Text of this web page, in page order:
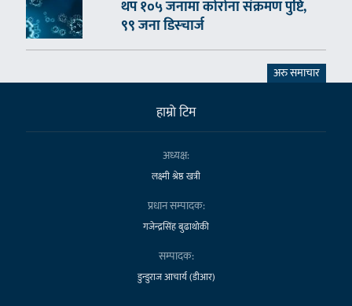
थप १०५ जनामा कोरोना संक्रमण पुष्टि,
९९ जना डिस्चार्ज
अरु समाचार
हाम्राे टिम
अध्यक्ष:
लक्ष्मी श्रेष्ठ खत्री
प्रधान सम्पादक:
गजेन्द्रसिंह बुढाथोकी
सम्पादक:
डुन्डुराज आचार्य (डीआर)